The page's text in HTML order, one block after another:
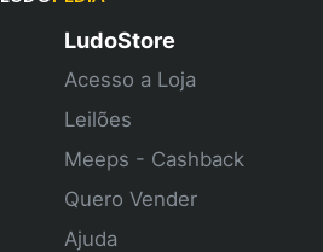
LudoStore
Acesso a Loja
Leilões
Meeps - Cashback
Quero Vender
Ajuda